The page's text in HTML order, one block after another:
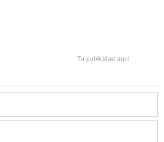
Tu publicidad aquí